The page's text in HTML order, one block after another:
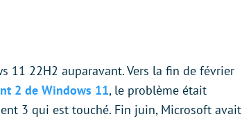
11 22H2 auparavant. Vers la fin de février
2 de Windows 11, le problème était
3 qui est touché. Fin juin, Microsoft avait